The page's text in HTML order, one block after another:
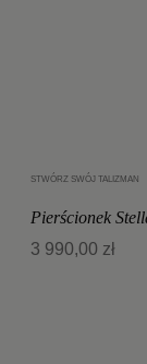
STWÓRZ SWÓJ TALIZMAN
Pierścionek
3 990,00 zł